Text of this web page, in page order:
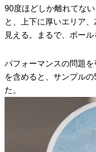
90度ほどしか離れてな
と、上下に厚いエリア
見える。まるで、ボール
パフォーマンスの問題
を含めると、サンプル
た。